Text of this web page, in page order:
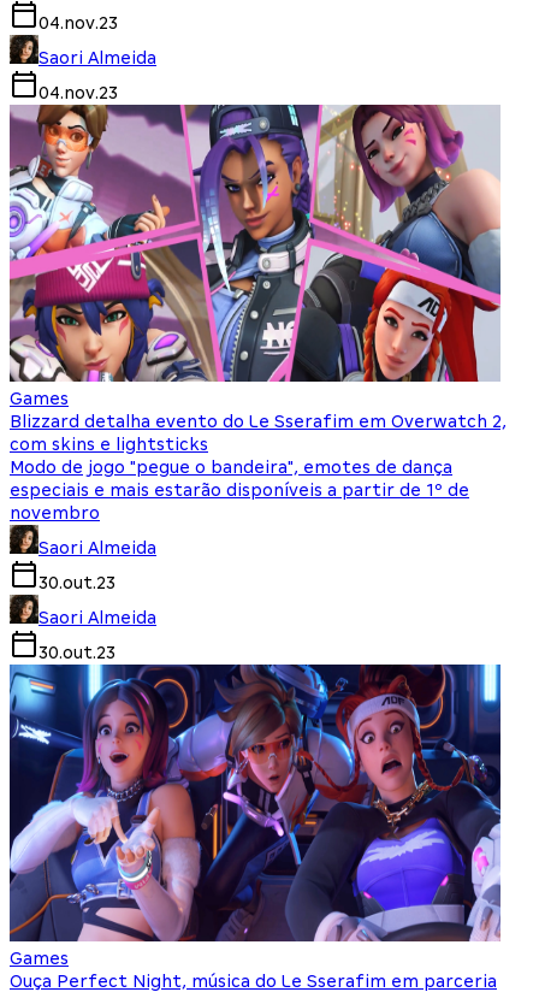
04.nov.23
Saori Almeida
04.nov.23
Games
Blizzard detalha evento do Le Sserafim em Overwatch 2,
com skins e lightsticks
Modo de jogo "pegue o bandeira", emotes de dança
especiais e mais estarão disponíveis a partir de 1º de
novembro
Saori Almeida
30.out.23
Saori Almeida
30.out.23
Games
Ouça Perfect Night, música do Le Sserafim em parceria